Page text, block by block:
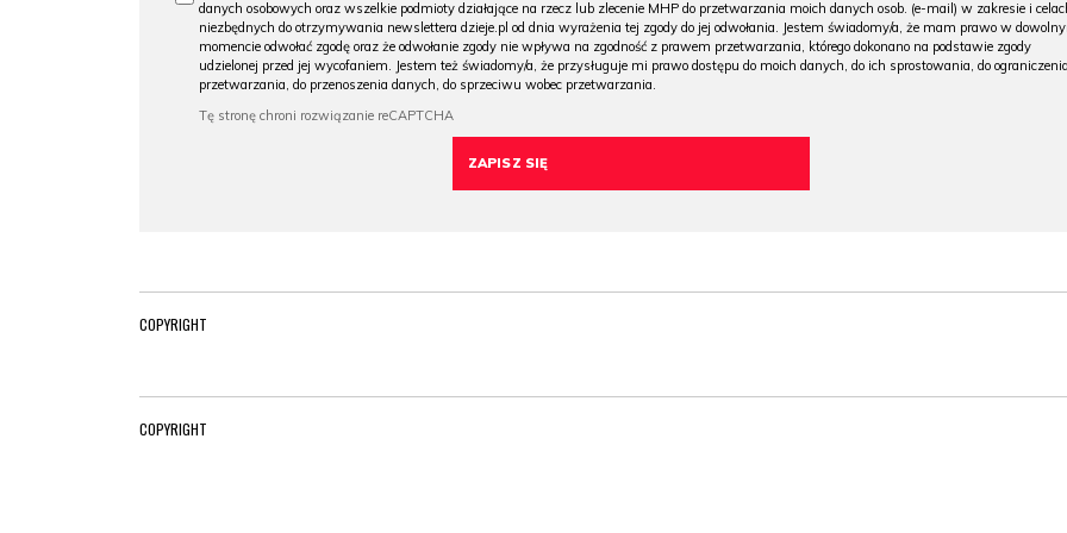
danych osobowych oraz wszelkie podmioty działające na rzecz lub zlecenie MHP do przetwarzania moich danych osob. (e-mail) w zakresie i
niezbędnych do otrzymywania newslettera dzieje.pl od dnia wyrażenia tej zgody do jej odwołania. Jestem świadomy/a, że mam prawo w
momencie odwołać zgodę oraz że odwołanie zgody nie wpływa na zgodność z prawem przetwarzania, którego dokonano na podstawie zgody
udzielonej przed jej wycofaniem. Jestem też świadomy/a, że przysługuje mi prawo dostępu do moich danych, do ich sprostowania, do ograniczenia
przetwarzania, do przenoszenia danych, do sprzeciwu wobec przetwarzania.
COPYRIGHT
COPYRIGHT